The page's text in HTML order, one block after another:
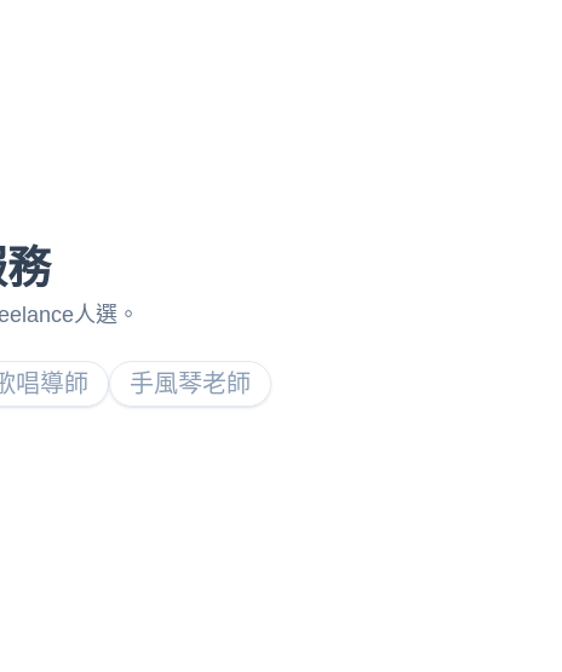
人選。
唱導師 手風琴老師